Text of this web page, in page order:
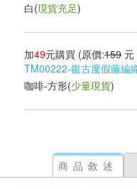
白(現貨充足)
加49元購買 (原價:159 元
TM00222-復古度假藤編
咖啡-方形(少量現貨)
商品敘述